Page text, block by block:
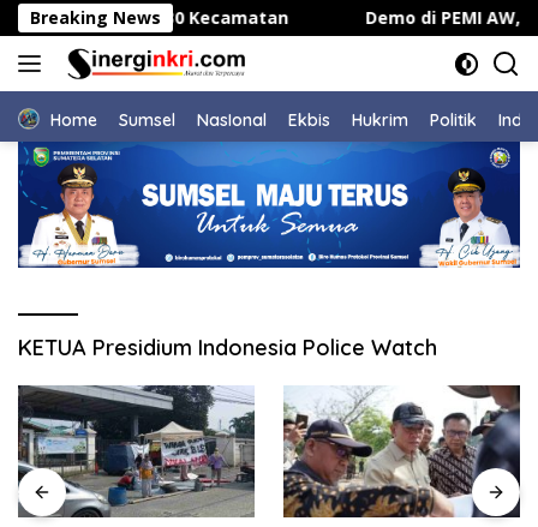
Langsung
ke
konten
Breaking News
Serentak di 30 Kecamatan Demo di PEMI AW,
Home Sumsel NasIonal Ekbis Hukrim Politik
KETUA Presidium Indonesia Police Watch